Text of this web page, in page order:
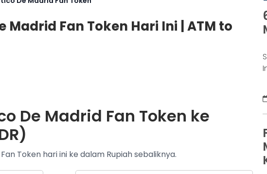
Madrid Fan Token Hari Ini | ATM to
De Madrid Fan Token ke
Token hari ini ke dalam Rupiah sebaliknya.